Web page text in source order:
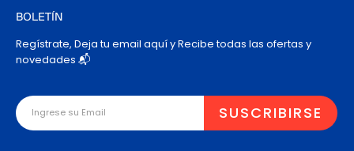
BOLETÍN
Regístrate, Deja tu email aquí y Recibe todas las ofertas y
novedades 📬